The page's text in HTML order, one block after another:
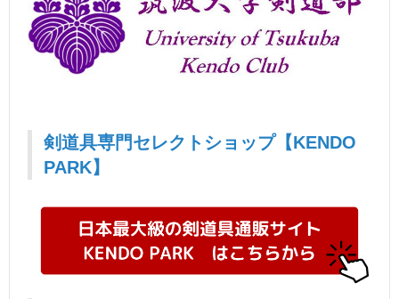
剣道具専門セレクトショップ【KENDO
PARK】